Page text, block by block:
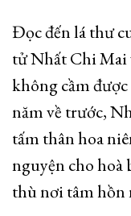
Đọc đến lá thư
tử Nhất Chi Mai
không cầm
năm về trước,
tấm thân hoa
nguyện cho hoà
thù nơi tâm hồn